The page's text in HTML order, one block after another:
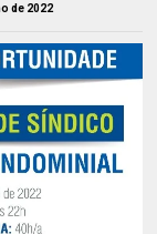
de 2022